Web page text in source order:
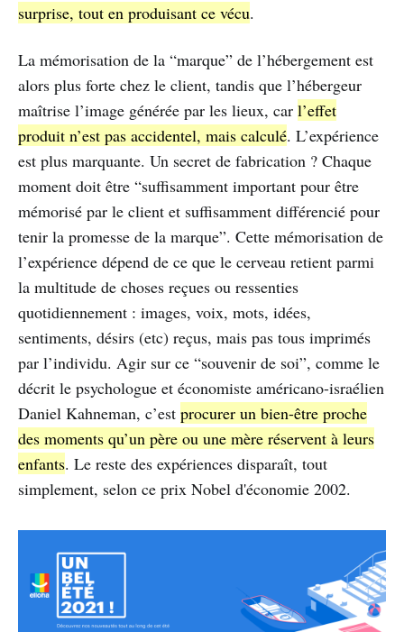
surprise, tout en produisant ce vécu.
La mémorisation de la “marque” de l’hébergement est
alors plus forte chez le client, tandis que l’hébergeur
maîtrise l’image générée par les lieux, car l’effet
produit n’est pas accidentel, mais calculé. L’expérience
est plus marquante. Un secret de fabrication ? Chaque
moment doit être “suffisamment important pour être
mémorisé par le client et suffisamment différencié pour
tenir la promesse de la marque”. Cette mémorisation de
l’expérience dépend de ce que le cerveau retient parmi
la multitude de choses reçues ou ressenties
quotidiennement : images, voix, mots, idées,
sentiments, désirs (etc) reçus, mais pas tous imprimés
par l’individu. Agir sur ce “souvenir de soi”, comme le
décrit le psychologue et économiste américano-israélien
Daniel Kahneman, c’est procurer un bien-être proche
des moments qu’un père ou une mère réservent à leurs
enfants. Le reste des expériences disparaît, tout
simplement, selon ce prix Nobel d'économie 2002.